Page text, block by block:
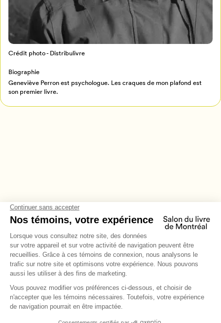
Billetterie
Crédit photo - Distribulivre
Biographie
Geneviève Perron est psychologue. Les craques de mon plafond est
son premier livre.
Se connecter
Créer un profil
Annuler